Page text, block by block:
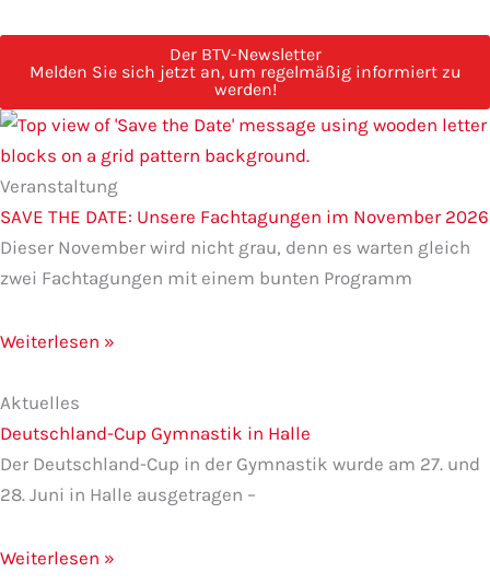
Der BTV-Newsletter
Melden Sie sich jetzt an, um regelmäßig informiert zu
werden!
Veranstaltung
SAVE THE DATE: Unsere Fachtagungen im November 2026
Dieser November wird nicht grau, denn es warten gleich
zwei Fachtagungen mit einem bunten Programm
Weiterlesen »
Aktuelles
Deutschland-Cup Gymnastik in Halle
Der Deutschland-Cup in der Gymnastik wurde am 27. und
28. Juni in Halle ausgetragen –
Weiterlesen »
Seite
Seite
Seite
Seite
Seite